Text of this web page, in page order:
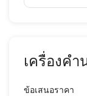
เครื่องค
ข้อเสนอราคา